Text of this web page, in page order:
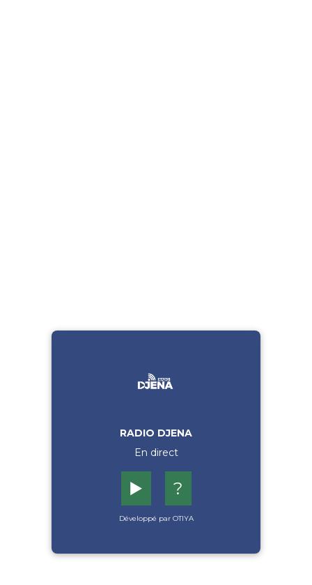
RADIO DJENA
En direct
▶️ ?
Développé par OTIYA